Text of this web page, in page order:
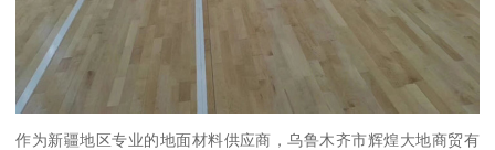
作为新疆地区专业的地面材料供应商，乌鲁木齐市辉煌大地商贸有